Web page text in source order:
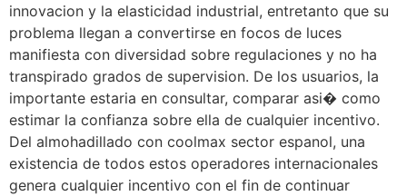
innovacion y la elasticidad industrial, entretanto que su
problema llegan a convertirse en focos de luces
manifiesta con diversidad sobre regulaciones y no ha
transpirado grados de supervision. De los usuarios, la
importante estaria en consultar, comparar asi� como
estimar la confianza sobre ella de cualquier incentivo.
Del almohadillado con coolmax sector espanol, una
existencia de todos estos operadores internacionales
genera cualquier incentivo con el fin de continuar